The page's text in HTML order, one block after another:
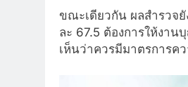
ขณะเดียวกัน ผลสำรวจ
ละ 67.5 ต้องการให้งา
เห็นว่าควรมีมาตรการค